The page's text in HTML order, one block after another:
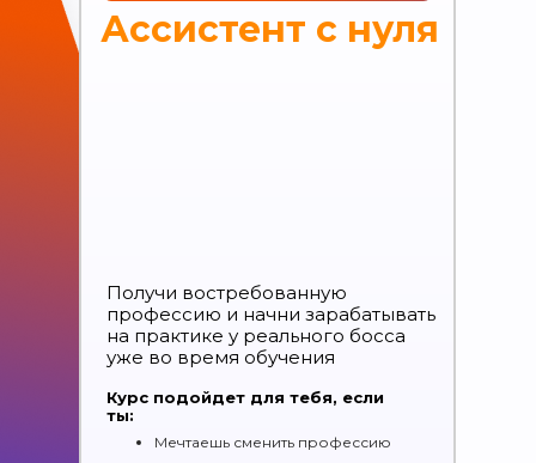
Ассистент с нуля
Получи востребованную
профессию и начни зарабатывать
на практике у реального босса
уже во время обучения
Курс подойдет для тебя, если
ты:
Мечтаешь сменить профессию